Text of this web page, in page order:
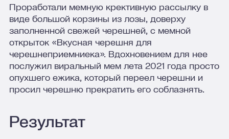
Проработали мемную крективную рассылку в
виде большой корзины из лозы, доверху
заполненной свежей черешней, с мемной
открыток «Вкусная черешня для
черешнеприемниека». Вдохновением для нее
послужил виральный мем лета 2021 года просто
опухшего ежика, который переел черешни и
просил черешню прекратить его соблазнять.
Результат